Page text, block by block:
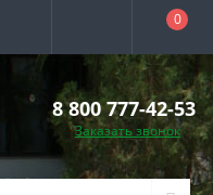
0
8 800 777-42-53
Заказать звонок